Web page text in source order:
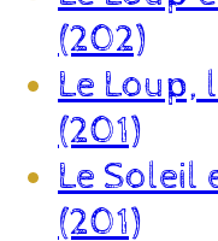
(202)
Le Loup,
(201)
Le Soleil
(201)